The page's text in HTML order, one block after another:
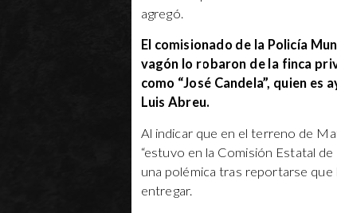
agregó.
El comisionado de la Policía
vagón lo robaron de la finca
como “José Candela”, quien
Luis Abreu.
Al indicar que en el terreno de
“estuvo en la Comisión Estatal
una polémica tras reportarse
entregar.